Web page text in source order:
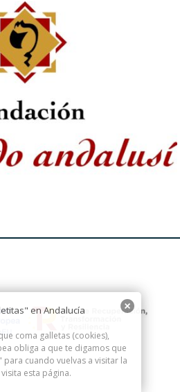
en Andalucía
coma galletas (cookies),
obliga a que te digamos que
cuando vuelvas a visitar la
esta página.